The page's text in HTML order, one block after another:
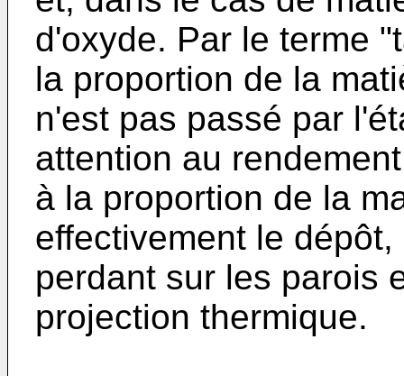
d'oxyde. Par le terme
la proportion de la
n'est pas passé par
attention au
à la proportion de la
effectivement le
perdant sur les parois
projection thermique.